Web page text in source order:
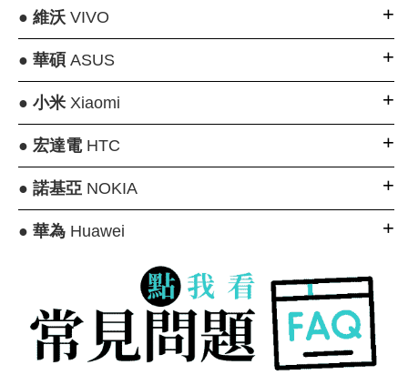
● 維沃VIVO
● 華碩 ASUS
● 小米Xiaomi
● 宏達電HTC
● 諾基亞NOKIA
● 華為Huawei